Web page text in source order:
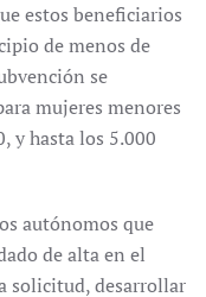
estos beneficiarios
de menos de
se
mujeres menores
y hasta los 5.000
autónomos que
de alta en el
solicitud, desarrollar